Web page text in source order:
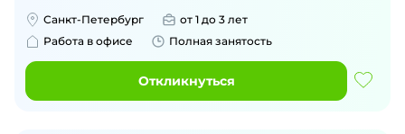
Санкт-Петербург
от 1 до 3 лет
Работа в офисе
Полная занятость
Откликнуться